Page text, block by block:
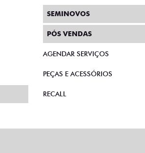
SEMINOVOS
PÓS VENDAS
AGENDAR SERVIÇOS
PEÇAS E ACESSÓRIOS
RECALL